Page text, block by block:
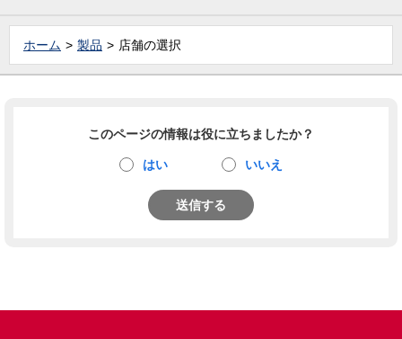
ホーム 製品 店舗の選択
このページの情報は役に立ちましたか？
はい いいえ
送信する